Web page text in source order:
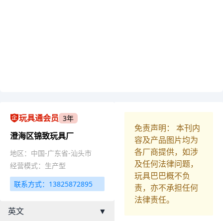
玩具通会员 3年
澄海区锦致玩具厂
地区：中国-广东省-汕头市
经营模式：生产型
联系方式：13825872895
英文
▼
免责声明： 本刊内
容及产品图片均为
各厂商提供，如涉
及任何法律问题，
玩具巴巴概不负
责，亦不承担任何
法律责任。